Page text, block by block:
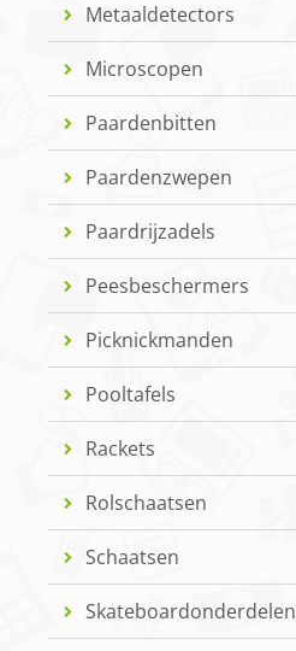
Metaaldetectors
Microscopen
Paardenbitten
Paardenzwepen
Paardrijzadels
Peesbeschermers
Picknickmanden
Pooltafels
Rackets
Rolschaatsen
Schaatsen
Skateboardonderdelen